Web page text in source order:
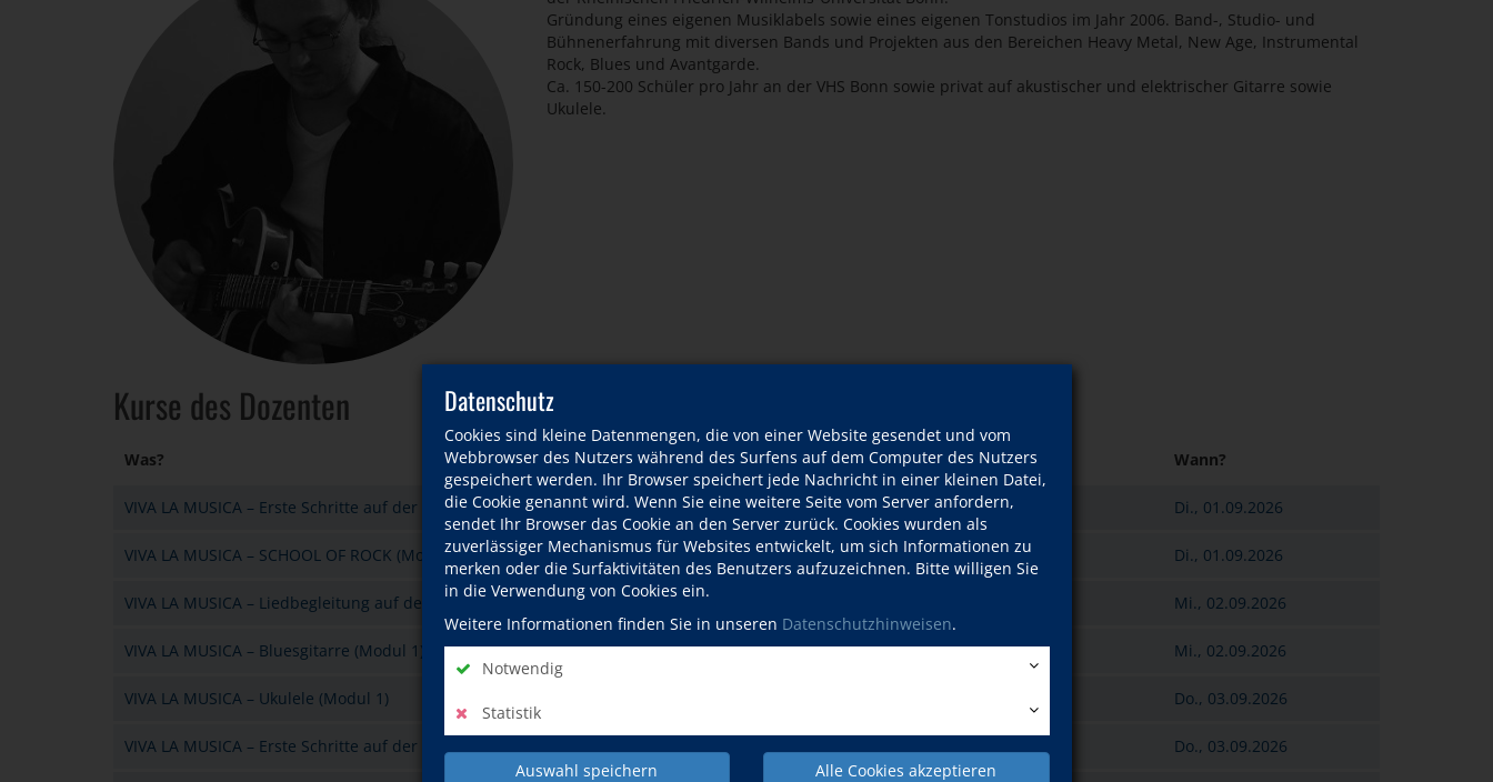
Datenschutz
Cookies sind kleine Datenmengen, die von einer Website gesendet und vom
Webbrowser des Nutzers während des Surfens auf dem Computer des Nutzers
gespeichert werden. Ihr Browser speichert jede Nachricht in einer kleinen Datei,
die Cookie genannt wird. Wenn Sie eine weitere Seite vom Server anfordern,
sendet Ihr Browser das Cookie an den Server zurück. Cookies wurden als
zuverlässiger Mechanismus für Websites entwickelt, um sich Informationen zu
merken oder die Surfaktivitäten des Benutzers aufzuzeichnen. Bitte willigen Sie
in die Verwendung von Cookies ein.
Weitere Informationen finden Sie in unseren Datenschutzhinweisen.
Notwendig
Statistik
Auswahl speichern Alle Cookies akzeptieren
Gründung eines eigenen Musiklabels sowie eines eigenen Tonstudios im Jahr 2006. Band-, Studio- und
Bühnenerfahrung mit diversen Bands und Projekten aus den Bereichen Heavy Metal, New Age, Instrumental
Rock, Blues und Avantgarde.
Ca. 150-200 Schüler pro Jahr an der VHS Bonn sowie privat auf akustischer und elektrischer Gitarre sowie
Ukulele.
Kurse des Dozenten
Was? Wann?
VIVA LA MUSICA – Erste Schritte auf der Gitarre (Modul 1) Di., 01.09.2026
VIVA LA MUSICA – SCHOOL OF ROCK (Modul 1) Di., 01.09.2026
VIVA LA MUSICA – Liedbegleitung auf der Gitarre (Modul 2) Mi., 02.09.2026
VIVA LA MUSICA – Bluesgitarre (Modul 1) Mi., 02.09.2026
VIVA LA MUSICA – Ukulele (Modul 1) Do., 03.09.2026
VIVA LA MUSICA – Erste Schritte auf der Gitarre (Modul 1) Do., 03.09.2026